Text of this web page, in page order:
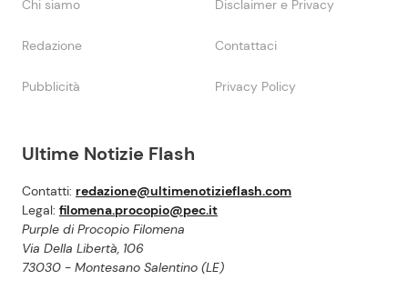
Ultime Notizie Flash
Contatti: redazione@ultimenotizieflash.com
Legal: filomena.procopio@pec.it
Purple di Procopio Filomena
Via Della Libertà, 106
73030 - Montesano Salentino (LE)
Chi siamo Disclaimer e Privacy
Redazione Contattaci
Pubblicità Privacy Policy